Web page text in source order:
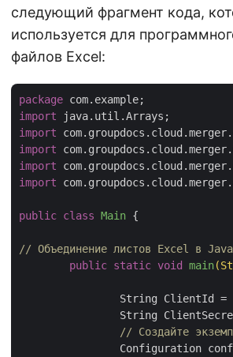
следующий фрагмент кода,
используется для
файлов Excel:
package
import
import
import
import
import
public class Main {
// Объединение листов Excel в
public static void main
		String ClientId =
String
// Создайте
Configuration